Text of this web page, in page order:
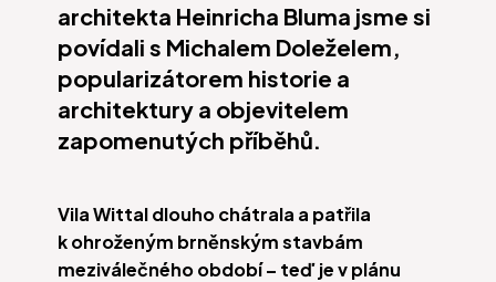
architekta Heinricha Bluma jsme si
povídali s Michalem Doleželem,
popularizátorem historie a
architektury a objevitelem
zapomenutých příběhů.
Vila Wittal dlouho chátrala a patřila
k ohroženým brněnským stavbám
meziválečného období – teď je v plánu